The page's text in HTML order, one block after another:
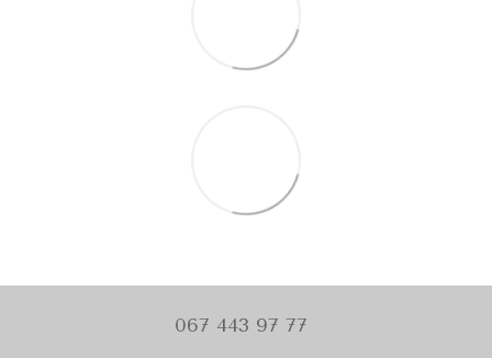
067 443 97 77